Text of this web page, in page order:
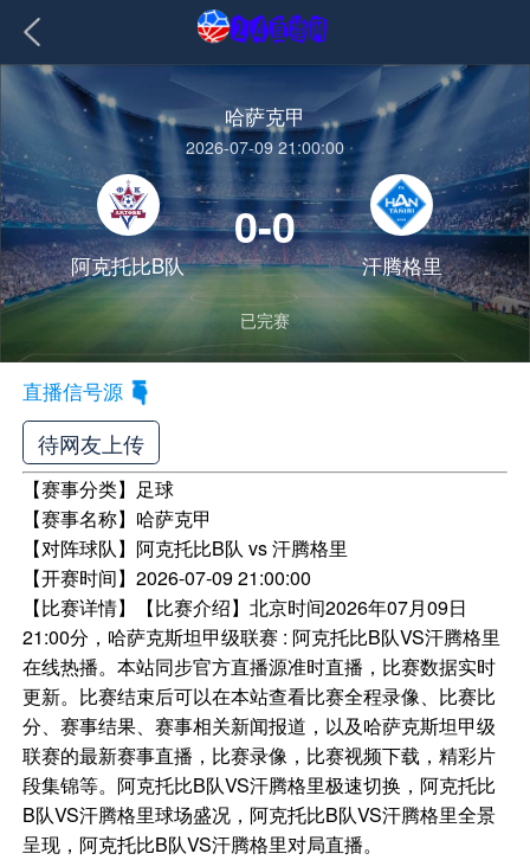
哈萨克甲
2026-07-09 21:00:00
阿克托比B队
0-0
汗腾格里
已完赛
直播信号源
待网友上传
【赛事分类】 足球
【赛事名称】 哈萨克甲
【对阵球队】 阿克托比B队 vs 汗腾格里
【开赛时间】2026-07-09 21:00:00
【比赛详情】
【比赛介绍】北京时间2026年07月09日
21:00分，哈萨克斯坦甲级联赛 : 阿克托比B队VS汗腾格里
在线热播。本站同步官方直播源准时直播，比赛数据实时
更新。比赛结束后可以在本站查看比赛全程录像、比赛比
分、赛事结果、赛事相关新闻报道，以及哈萨克斯坦甲级
联赛的最新赛事直播，比赛录像，比赛视频下载，精彩片
段集锦等。阿克托比B队VS汗腾格里极速切换，阿克托比
B队VS汗腾格里球场盛况，阿克托比B队VS汗腾格里全景
呈现，阿克托比B队VS汗腾格里对局直播。